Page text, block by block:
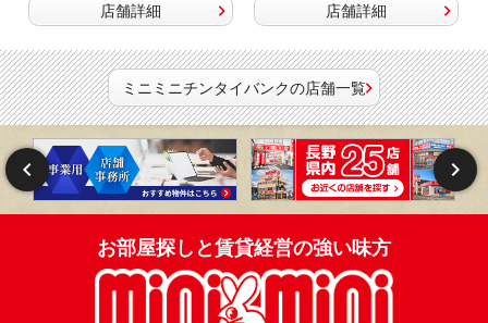
店舗詳細
店舗詳細
ミニミニチンタイバンクの店舗一覧
お部屋探しと賃貸経営の強い味方